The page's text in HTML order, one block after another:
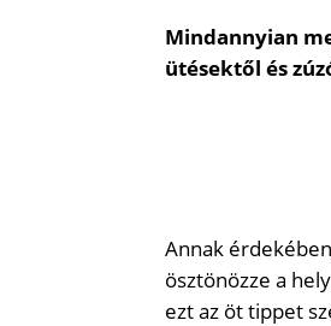
Mindannyian
ütésektől és
Annak
ösztönözze a
ezt az öt tippet